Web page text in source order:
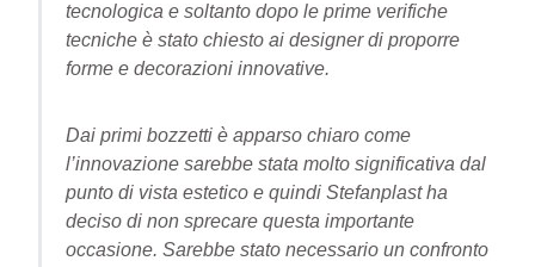
tecnologica e soltanto dopo le prime verifiche
tecniche è stato chiesto ai designer di proporre
forme e decorazioni innovative.
Dai primi bozzetti è apparso chiaro come
l’innovazione sarebbe stata molto significativa dal
punto di vista estetico e quindi Stefanplast ha
deciso di non sprecare questa importante
occasione. Sarebbe stato necessario un confronto